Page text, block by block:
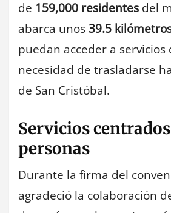
de 159,000 residentes del
abarca unos39.5
puedan acceder a servicios
necesidad de trasladarse
de San Cristóbal.
Servicios
personas
Durante la firma del
agradeció la colaboración